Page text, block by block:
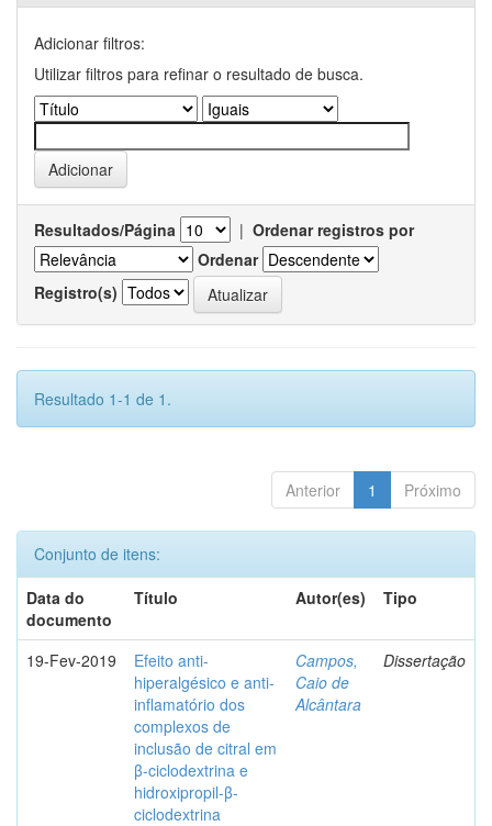
Adicionar filtros:
Utilizar filtros para refinar o resultado de busca.
Resultados/Página | Ordenar registros por
Ordenar
Registro(s)
Resultado 1-1 de 1.
Anterior 1 Próximo
Conjunto de itens:
Data do
documento
Título Autor(es) Tipo
19-Fev-2019
Efeito anti-
hiperalgésico e anti-
inflamatório dos
complexos de
inclusão de citral em
β-ciclodextrina e
hidroxipropil-β-
ciclodextrina
Campos,
Caio de
Alcântara
Dissertação